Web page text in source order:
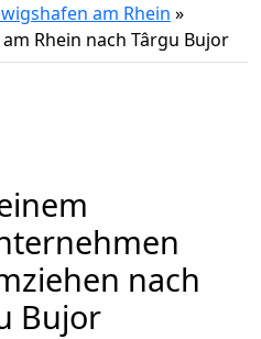
am Rhein »
Rhein nach Târgu Bujor
nach
Bujor